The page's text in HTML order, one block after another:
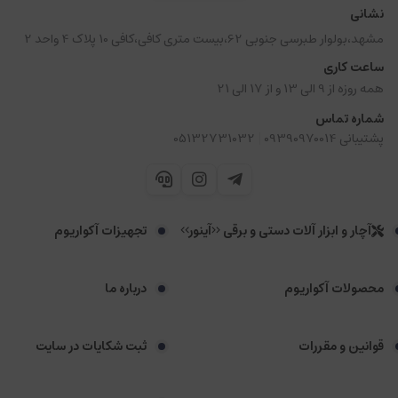
نشانی
مشهد،بولوار طبرسی جنوبی 62،بیست متری کافی،کافی 10 پلاک 4 واحد 2
ساعت کاری
همه روزه از 9 الی 13 و از 17 الی 21
شماره تماس
پشتیبانی 09390970014
05132731032
آچار و ابزار آلات دستی و برقی <<آینور>> تجهیزات آکواریوم
محصولات آکواریوم درباره ما
قوانین و مقررات ثبت شکایات در سایت